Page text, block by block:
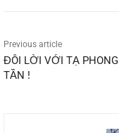
Previous article
ĐÔI LỜI VỚI TẠ PHONG
TẦN !